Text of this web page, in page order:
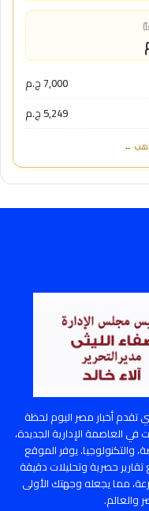
7,000 ج.م
5,249 ج.م
←
تقدم أخبار مصر اليوم لحظة
العاصمة الإدارية الجديدة،
والتكنولوجيا. يوفر الموقع
حصرية وتحليلات دقيقة
مما يجعله وجهتك الأولى
والعالم.